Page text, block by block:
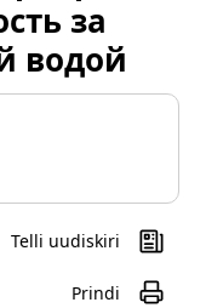
за
водой
Telli uudiskiri
Prindi